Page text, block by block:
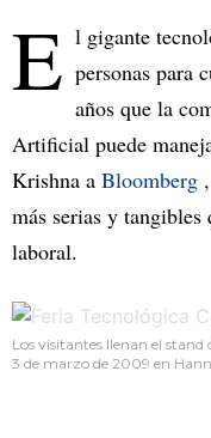
E l gigante
personas para
años que la
Artificial puede
Krishna a Bloomberg
más serias y
laboral.
Los visitantes llenan el stand
3 de marzo de 2009 en